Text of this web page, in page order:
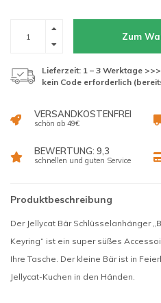
Zum
Lieferzeit: 1 – 3 Werktage
kein Code erforderlich
VERSANDKOSTENFREI
schön ab 49€
BEWERTUNG: 9,3
schnellen und guten Service
Produktbeschreibung
Der Jellycat Bär Schlüsselanhänger
Keyring“ ist ein super süßes
Ihre Tasche. Der kleine Bär ist in
Jellycat-Kuchen in den Händen.